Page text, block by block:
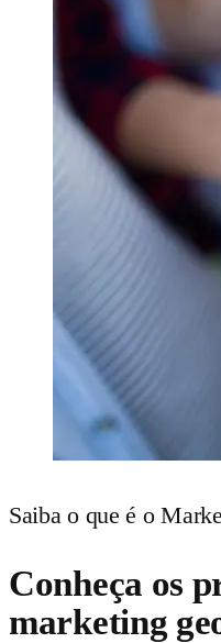
Saiba o que é o
Conheça os
marketing